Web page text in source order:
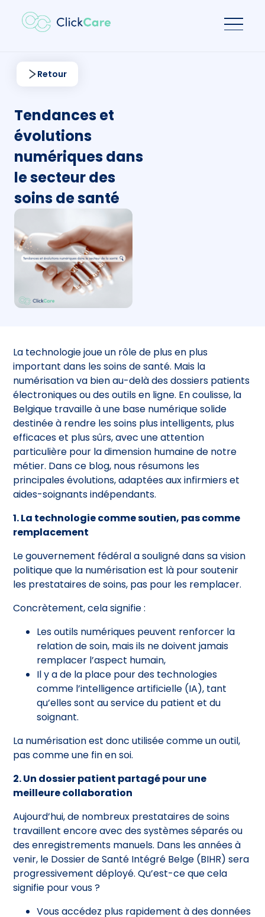
Retour
Tendances et
évolutions
numériques dans
le secteur des
soins de santé
La technologie joue un rôle de plus en plus
important dans les soins de santé. Mais la
numérisation va bien au-delà des dossiers patients
électroniques ou des outils en ligne. En coulisse, la
Belgique travaille à une base numérique solide
destinée à rendre les soins plus intelligents, plus
efficaces et plus sûrs, avec une attention
particulière pour la dimension humaine de notre
métier. Dans ce blog, nous résumons les
principales évolutions, adaptées aux infirmiers et
aides-soignants indépendants.
1. La technologie comme soutien, pas comme
remplacement
Le gouvernement fédéral a souligné dans sa vision
politique que la numérisation est là pour soutenir
les prestataires de soins, pas pour les remplacer.
Concrètement, cela signifie :
Les outils numériques peuvent renforcer la
relation de soin, mais ils ne doivent jamais
remplacer l’aspect humain,
Il y a de la place pour des technologies
comme l’intelligence artificielle (IA), tant
qu’elles sont au service du patient et du
soignant.
La numérisation est donc utilisée comme un outil,
pas comme une fin en soi.
2. Un dossier patient partagé pour une
meilleure collaboration
Aujourd’hui, de nombreux prestataires de soins
travaillent encore avec des systèmes séparés ou
des enregistrements manuels. Dans les années à
venir, le Dossier de Santé Intégré Belge (BIHR) sera
progressivement déployé. Qu’est-ce que cela
signifie pour vous ?
Vous accédez plus rapidement à des données